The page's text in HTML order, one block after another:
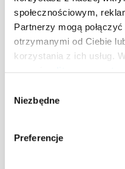
społecznościowym,
Partnerzy mogą
otrzymanymi od Ciebie
korzystania z ich usług.
zgody
Niezbędne
Preferencje